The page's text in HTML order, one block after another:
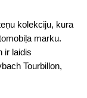
kolekciju, kura
marku.
ir laidis
Tourbillon,